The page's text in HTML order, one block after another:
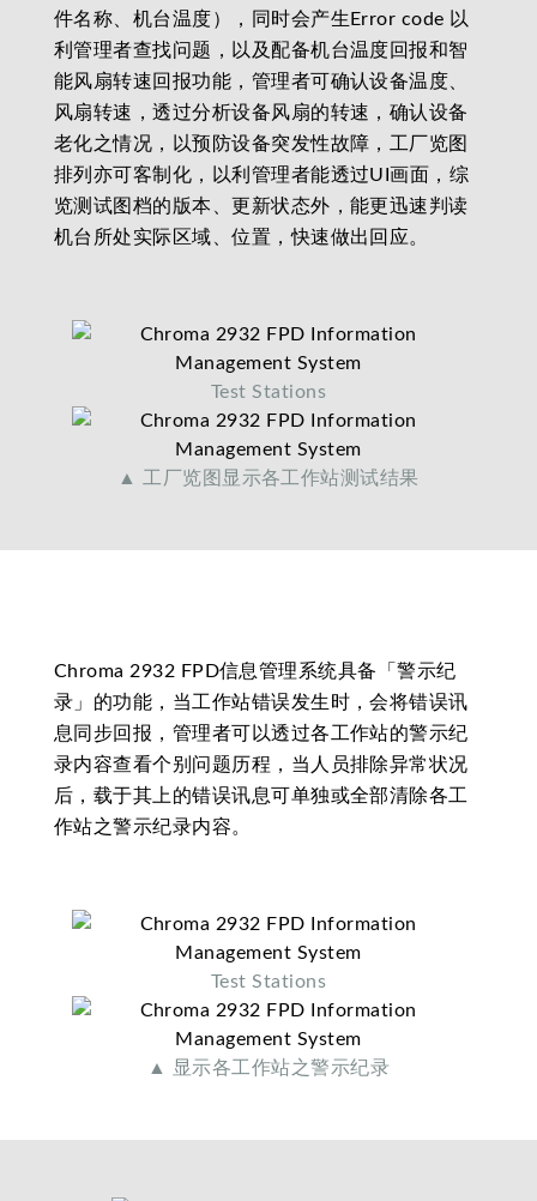
件名称、机台温度），同时会产生Error code 以
利管理者查找问题，以及配备机台温度回报和智
能风扇转速回报功能，管理者可确认设备温度、
风扇转速，透过分析设备风扇的转速，确认设备
老化之情况，以预防设备突发性故障，工厂览图
排列亦可客制化，以利管理者能透过UI画面，综
览测试图档的版本、更新状态外，能更迅速判读
机台所处实际区域、位置，快速做出回应。
Test Stations
▲ 工厂览图显示各工作站测试结果
Chroma 2932 FPD信息管理系统具备「警示纪
录」的功能，当工作站错误发生时，会将错误讯
息同步回报，管理者可以透过各工作站的警示纪
录内容查看个别问题历程，当人员排除异常状况
后，载于其上的错误讯息可单独或全部清除各工
作站之警示纪录内容。
Test Stations
▲ 显示各工作站之警示纪录